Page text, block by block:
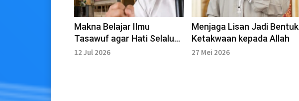
Makna Belajar Ilmu
Tasawuf agar Hati Selalu
menuju Allah
12 Jul 2026
Menjaga Lisan Jadi Bentuk
Ketakwaan kepada Allah
27 Mei 2026